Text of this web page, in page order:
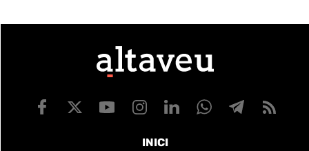
INICI